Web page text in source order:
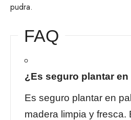
pudra.
FAQ
¿Es seguro plantar en
Es seguro plantar en
madera limpia y fresca.